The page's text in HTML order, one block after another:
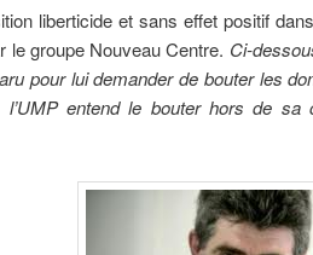
liberticide et sans effet positif
le groupe Nouveau Centre. Ci-
pour lui demander de bouter les
l’UMP entend le bouter hors de